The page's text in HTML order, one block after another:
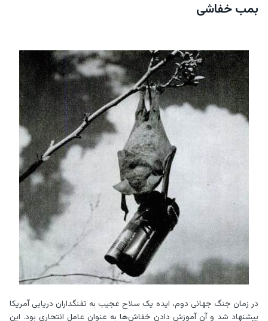
بمب خفاشی
در زمان جنگ جهانی دوم، ایده یک سلاح عجیب به تفنگداران دریایی آمریکا
پیشنهاد شد و آن آموزش دادن خفاش‌ها به عنوان عامل انتحاری بود. این